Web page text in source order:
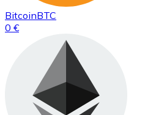
BitcoinBTC
0 €